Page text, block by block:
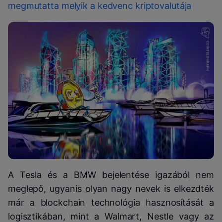
megmutatta melyik a kedvenc kriptovalutája
A Tesla és a BMW bejelentése igazából nem
meglepő, ugyanis olyan nagy nevek is elkezdték
már a blockchain technológia hasznosítását a
logisztikában, mint a Walmart, Nestle vagy az